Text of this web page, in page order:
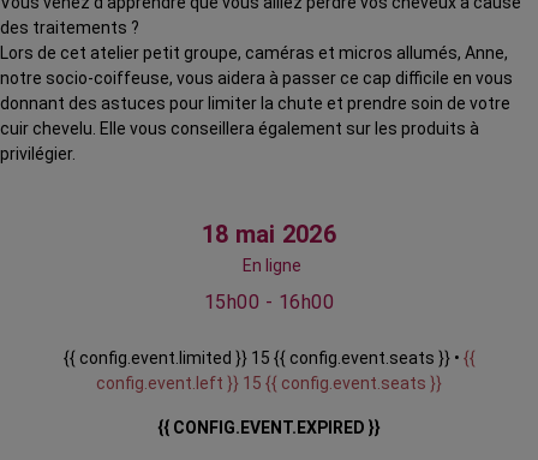
des traitements ?
Lors de cet atelier petit groupe, caméras et micros allumés, Anne,
notre socio-coiffeuse, vous aidera à passer ce cap difficile en vous
donnant des astuces pour limiter la chute et prendre soin de votre
cuir chevelu. Elle vous conseillera également sur les produits à
privilégier.
18 mai 2026
En ligne
15h00 - 16h00
{{ config.event.limited }} 15 {{ config.event.seats }} • {{
config.event.left }} 15 {{ config.event.seats }}
{{ CONFIG.EVENT.EXPIRED }}